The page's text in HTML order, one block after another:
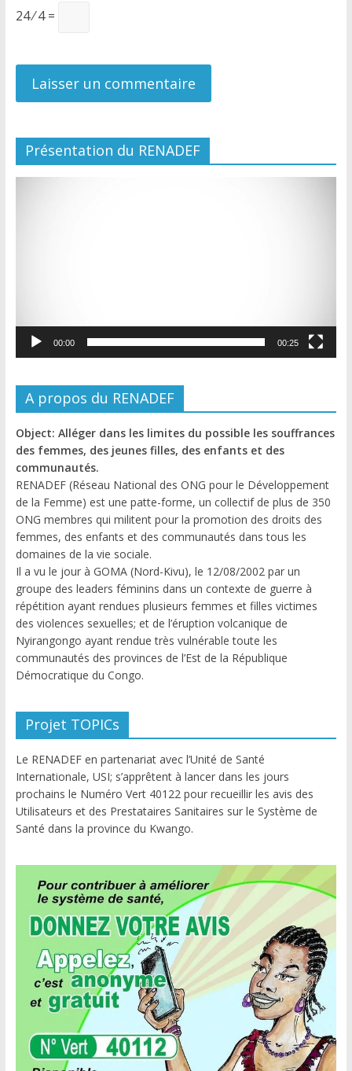
24 ⁄ 4 =
Présentation du RENADEF
00:00 00:25
A propos du RENADEF
Object: Alléger dans les limites du possible les souffrances
des femmes, des jeunes filles, des enfants et des
communautés.
RENADEF (Réseau National des ONG pour le Développement
de la Femme) est une patte-forme, un collectif de plus de 350
ONG membres qui militent pour la promotion des droits des
femmes, des enfants et des communautés dans tous les
domaines de la vie sociale.
Il a vu le jour à GOMA (Nord-Kivu), le 12/08/2002 par un
groupe des leaders féminins dans un contexte de guerre à
répétition ayant rendues plusieurs femmes et filles victimes
des violences sexuelles; et de l’éruption volcanique de
Nyirangongo ayant rendue très vulnérable toute les
communautés des provinces de l’Est de la République
Démocratique du Congo.
Projet TOPICs
Le RENADEF en partenariat avec l’Unité de Santé
Internationale, USI; s’apprêtent à lancer dans les jours
prochains le Numéro Vert 40122 pour recueillir les avis des
Utilisateurs et des Prestataires Sanitaires sur le Système de
Santé dans la province du Kwango.